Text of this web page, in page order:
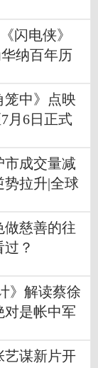
闪电侠》
纳百年历
笼中》点映
月6日正式
市成交量减
势拉升|全球
做慈善的往
？
》解读蔡徐
对是帐中军
艺谋新片开